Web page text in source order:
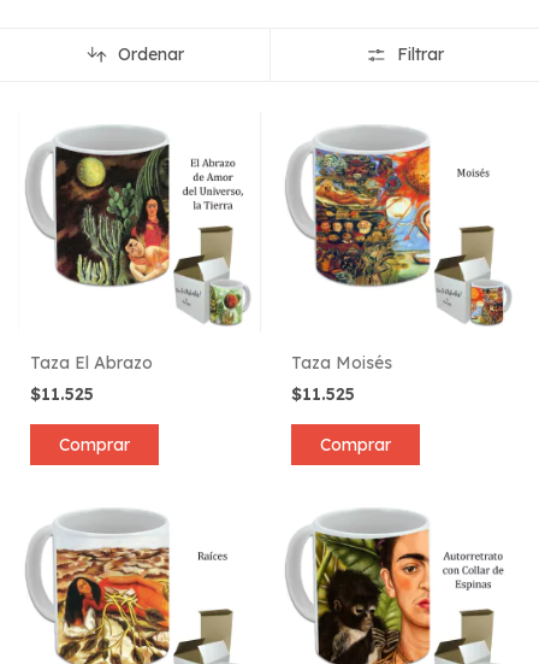
Ordenar Filtrar
Taza El Abrazo
$11.525
Comprar
Taza Moisés
$11.525
Comprar